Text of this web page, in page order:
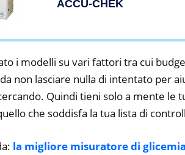
ACCU-CHEK
i modelli su vari fattori tra cui
non lasciare nulla di intentato per
Quindi tieni solo a mente le
che soddisfa la tua lista di
la migliore misuratore di glicemia